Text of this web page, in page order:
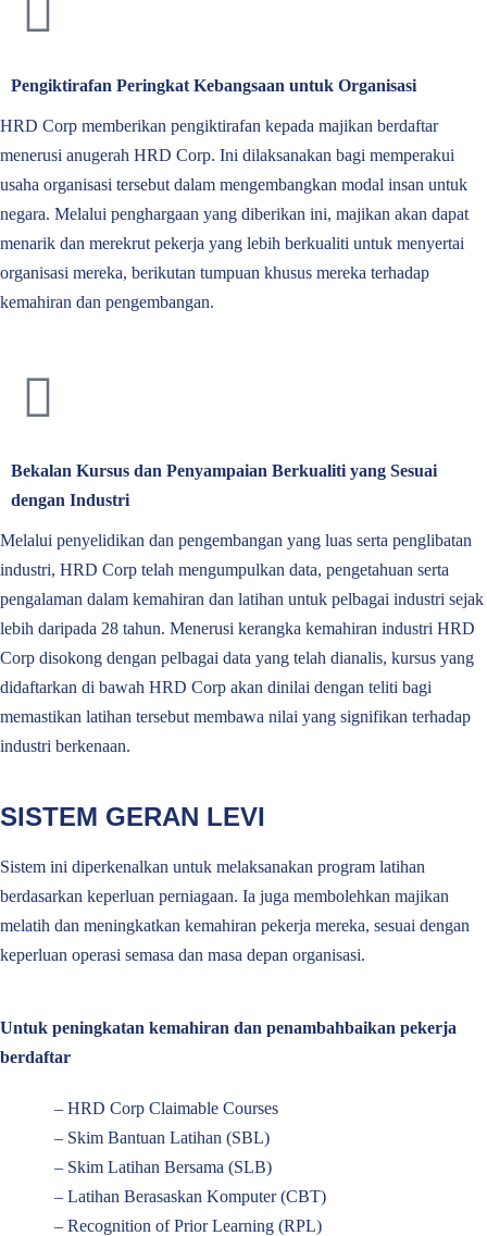
Pengiktirafan Peringkat Kebangsaan untuk Organisasi
HRD Corp memberikan pengiktirafan kepada majikan berdaftar
menerusi anugerah HRD Corp. Ini dilaksanakan bagi memperakui
usaha organisasi tersebut dalam mengembangkan modal insan untuk
negara. Melalui penghargaan yang diberikan ini, majikan akan dapat
menarik dan merekrut pekerja yang lebih berkualiti untuk menyertai
organisasi mereka, berikutan tumpuan khusus mereka terhadap
kemahiran dan pengembangan.
Bekalan Kursus dan Penyampaian Berkualiti yang Sesuai
dengan Industri
Melalui penyelidikan dan pengembangan yang luas serta penglibatan
industri, HRD Corp telah mengumpulkan data, pengetahuan serta
pengalaman dalam kemahiran dan latihan untuk pelbagai industri sejak
lebih daripada 28 tahun. Menerusi kerangka kemahiran industri HRD
Corp disokong dengan pelbagai data yang telah dianalis, kursus yang
didaftarkan di bawah HRD Corp akan dinilai dengan teliti bagi
memastikan latihan tersebut membawa nilai yang signifikan terhadap
industri berkenaan.
SISTEM GERAN LEVI
Sistem ini diperkenalkan untuk melaksanakan program latihan
berdasarkan keperluan perniagaan. Ia juga membolehkan majikan
melatih dan meningkatkan kemahiran pekerja mereka, sesuai dengan
keperluan operasi semasa dan masa depan organisasi.
Untuk peningkatan kemahiran dan penambahbaikan pekerja
berdaftar
– HRD Corp Claimable Courses
– Skim Bantuan Latihan (SBL)
– Skim Latihan Bersama (SLB)
– Latihan Berasaskan Komputer (CBT)
– Recognition of Prior Learning (RPL)